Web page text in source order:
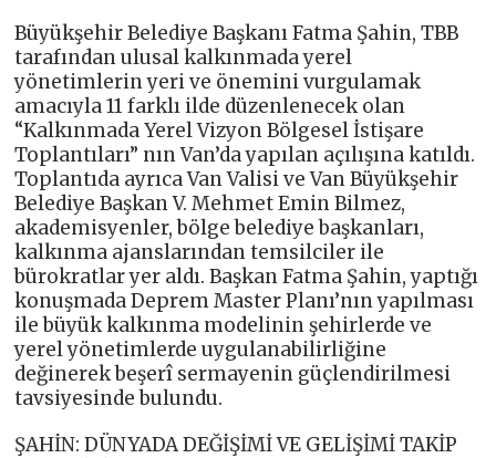
Büyükşehir Belediye Başkanı Fatma Şahin, TBB
tarafından ulusal kalkınmada yerel
yönetimlerin yeri ve önemini vurgulamak
amacıyla 11 farklı ilde düzenlenecek olan
“Kalkınmada Yerel Vizyon Bölgesel İstişare
Toplantıları” nın Van’da yapılan açılışına katıldı.
Toplantıda ayrıca Van Valisi ve Van Büyükşehir
Belediye Başkan V. Mehmet Emin Bilmez,
akademisyenler, bölge belediye başkanları,
kalkınma ajanslarından temsilciler ile
bürokratlar yer aldı. Başkan Fatma Şahin, yaptığı
konuşmada Deprem Master Planı’nın yapılması
ile büyük kalkınma modelinin şehirlerde ve
yerel yönetimlerde uygulanabilirliğine
değinerek beşerî sermayenin güçlendirilmesi
tavsiyesinde bulundu.
ŞAHİN: DÜNYADA DEĞİŞİMİ VE GELİŞİMİ TAKİP